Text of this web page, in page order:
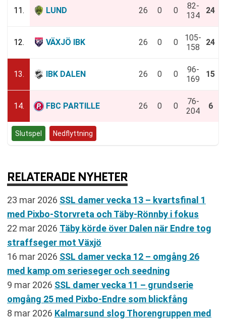
11. LUND 26 0 0
82-
134
24
12. VÄXJÖ IBK 26 0 0
105-
158
24
13. IBK DALEN 26 0 0
96-
169
15
14. FBC PARTILLE 26 0 0
76-
204
6
Slutspel Nedflyttning
RELATERADE NYHETER
23 mar 2026 SSL damer vecka 13 – kvartsfinal 1
med Pixbo-Storvreta och Täby-Rönnby i fokus
22 mar 2026 Täby körde över Dalen när Endre tog
straffseger mot Växjö
16 mar 2026 SSL damer vecka 12 – omgång 26
med kamp om serieseger och seedning
9 mar 2026 SSL damer vecka 11 – grundserie
omgång 25 med Pixbo-Endre som blickfång
8 mar 2026 Kalmarsund slog Thorengruppen med